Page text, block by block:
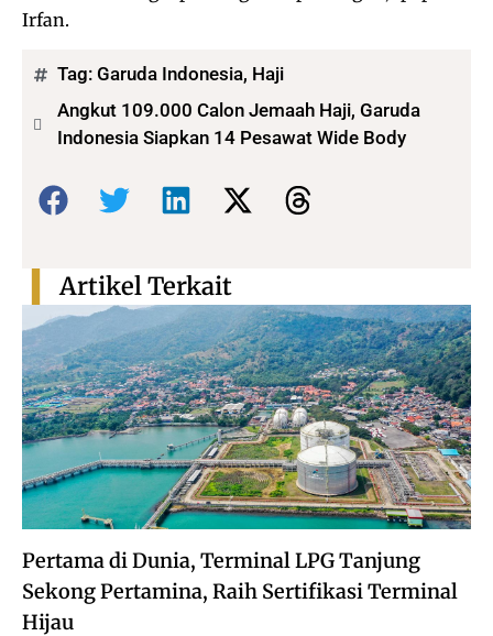
Irfan.
Tag: Garuda Indonesia, Haji
Angkut 109.000 Calon Jemaah Haji, Garuda
Indonesia Siapkan 14 Pesawat Wide Body
Bagikan:
Pertama di Dunia, Terminal LPG Tanjung
Sekong Pertamina, Raih Sertifikasi Terminal
Hijau
Artikel Terkait